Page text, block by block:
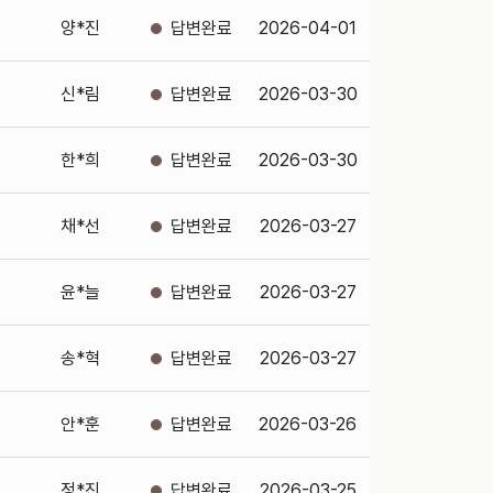
양*진 2026-04-01
신*림 2026-03-30
한*희 2026-03-30
채*선 2026-03-27
윤*늘 2026-03-27
송*혁 2026-03-27
안*훈 2026-03-26